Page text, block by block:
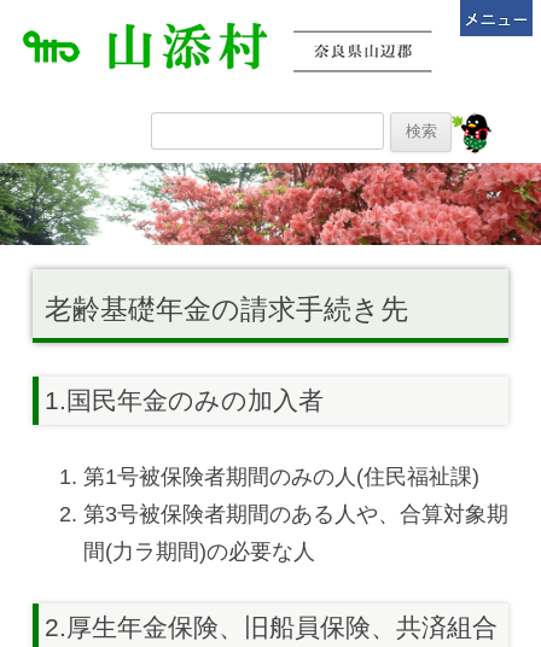
老齢基礎年金の請求手続き先
1.国民年金のみの加入者
第1号被保険者期間のみの人(住民福祉課)
第3号被保険者期間のある人や、合算対象期
間(力ラ期間)の必要な人
2.厚生年金保険、旧船員保険、共済組合